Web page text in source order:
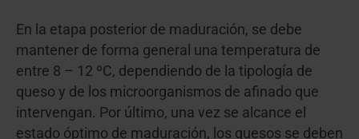
En la etapa posterior de maduración, se debe
mantener de forma general una temperatura de
entre 8 – 12 ºC, dependiendo de la tipología de
queso y de los microorganismos de afinado que
intervengan. Por último, una vez se alcance el
estado óptimo de maduración, los quesos se deben